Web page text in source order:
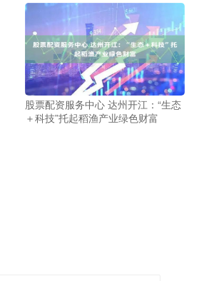
股票配资服务中心 达州开江：“生态
＋科技”托起稻渔产业绿色财富